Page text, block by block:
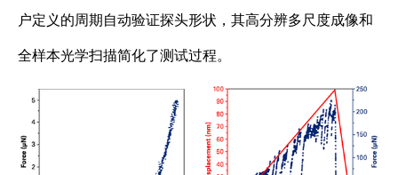
户定义的周期自动验证探头形状，其高分辨多尺度成像和
全样本光学扫描简化了测试过程。